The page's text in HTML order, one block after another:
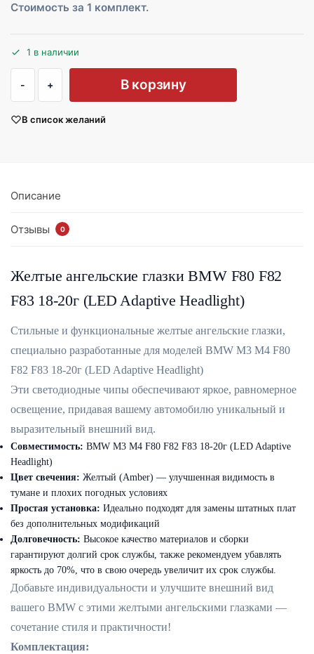
Стоимость за 1 комплект.
1 в наличии
В корзину
В список желаний
Описание
Отзывы 0
Желтые ангельские глазки BMW F80 F82
F83 18-20г (LED Adaptive Headlight)
Стильные и функциональные желтые ангельские глазки,
специально разработанные для моделей BMW M3 M4 F80
F82 F83 18-20г (LED Adaptive Headlight)
Эти светодиодные чипы обеспечивают яркое, равномерное
освещение, придавая вашему автомобилю уникальный и
выразительный внешний вид.
Совместимость: BMW M3 M4 F80 F82 F83 18-20г (LED Adaptive
Headlight)
Цвет свечения: Желтый (Amber) — улучшенная видимость в
тумане и плохих погодных условиях
Простая установка: Идеально подходят для замены штатных плат
без дополнительных модификаций
Долговечность: Высокое качество материалов и сборки
гарантируют долгий срок службы, также рекомендуем убавлять
яркость до 70%, что в свою очередь увеличит их срок службы.
Добавьте индивидуальности и улучшите внешний вид
вашего BMW с этими желтыми ангельскими глазками —
сочетание стиля и практичности!
Комплектация: